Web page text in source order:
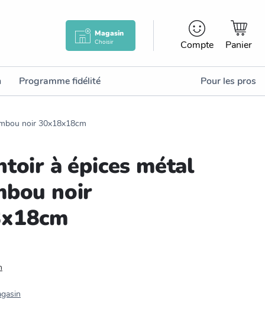
Magasin
Choisir Compte Panier
Programme fidélité Pour les pros
noir 30x18x18cm
à épices métal
noir